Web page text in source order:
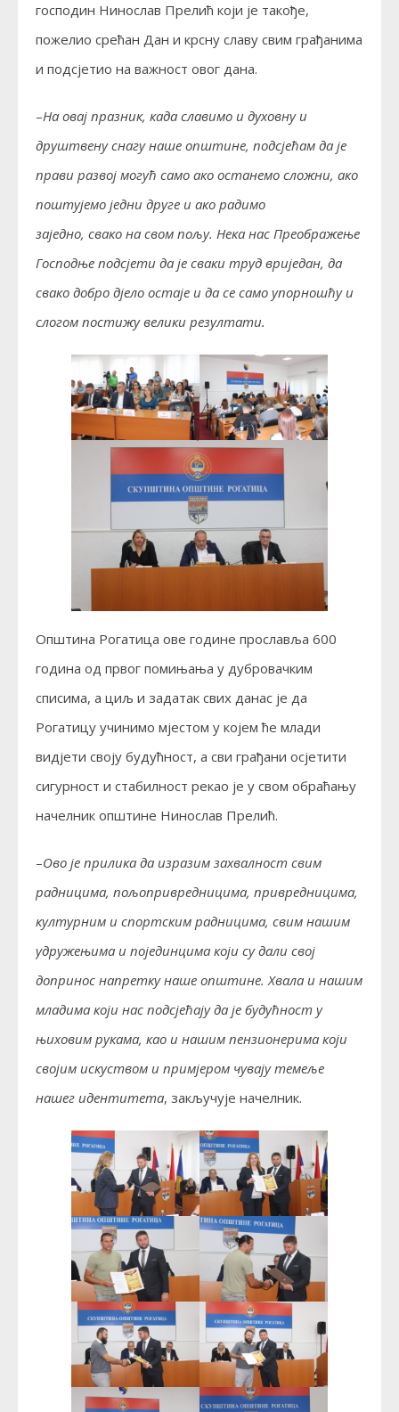
господин Нинослав Прелић који је такође,
пожелио срећан Дан и крсну славу свим грађанима
и подсјетио на важност овог дана.
–На овај празник, када славимо и духовну и
друштвену снагу наше општине, подсјећам да је
прави развој могућ само ако останемо сложни, ако
поштујемо једни друге и ако радимо
заједно, свако на свом пољу. Нека нас Преображење
Господње подсјети да је сваки труд вриједан, да
свако добро дјело остаје и да се само упорношћу и
слогом постижу велики резултати.
Општина Рогатица ове године прославља 600
година од првог помињања у дубровачким
списима, а циљ и задатак свих данас је да
Рогатицу учинимо мјестом у којем ће млади
видјети своју будућност, а сви грађани осјетити
сигурност и стабилност рекао је у свом обраћању
начелник општине Нинослав Прелић.
–Ово је прилика да изразим захвалност свим
радницима, пољопривредницима, привредницима,
културним и спортским радницима, свим нашим
удружењима и појединцима који су дали свој
допринос напретку наше општине. Хвала и нашим
младима који нас подсјећају да је будућност у
њиховим рукама, као и нашим пензионерима који
својим искуством и примјером чувају темеље
нашег идентитета, закључује начелник.